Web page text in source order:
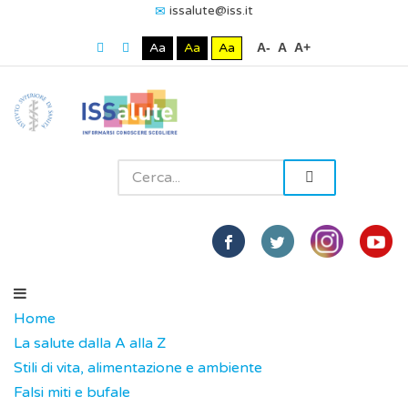
issalute@iss.it
Aa Aa Aa A- A A+
Home
La salute dalla A alla Z
Stili di vita, alimentazione e ambiente
Falsi miti e bufale